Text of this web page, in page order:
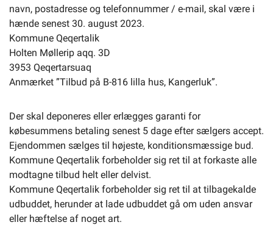
navn, postadresse og telefonnummer / e-mail, skal være i
hænde senest 30. august 2023.
Kommune Qeqertalik
Holten Møllerip aqq. 3D
3953 Qeqertarsuaq
Anmærket ”Tilbud på B-816 lilla hus, Kangerluk”.
Der skal deponeres eller erlægges garanti for
købesummens betaling senest 5 dage efter sælgers accept.
Ejendommen sælges til højeste, konditionsmæssige bud.
Kommune Qeqertalik forbeholder sig ret til at forkaste alle
modtagne tilbud helt eller delvist.
Kommune Qeqertalik forbeholder sig ret til at tilbagekalde
udbuddet, herunder at lade udbuddet gå om uden ansvar
eller hæftelse af noget art.